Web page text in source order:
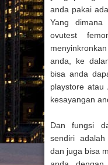
anda pakai
Yang
ovutest
anda, ke
bisa anda
playstore atau
kesayangan
Dan fungsi
sendiri
dan juga bisa